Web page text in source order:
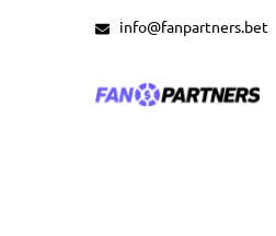
info@fanpartners.bet